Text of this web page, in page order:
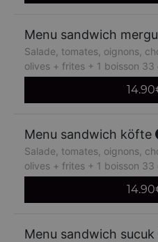
Menu sandwich
Salade, tomates, oignons,
olives + frites + 1 boisson 33
14.90
Menu sandwich köfte
Salade, tomates, oignons,
olives + frites + 1 boisson 33
14.90
Menu sandwich sucuk